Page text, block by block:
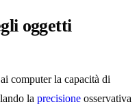
oggetti
computer la capacità di
la precisione osservativa